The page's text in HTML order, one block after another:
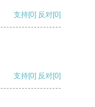
支持[0] 反对[0]
支持[0] 反对[0]